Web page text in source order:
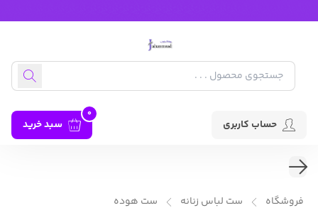
حساب کاربری سبد خرید
0
فروشگاه ست لباس زنانه ست هوده